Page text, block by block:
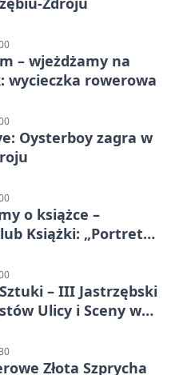
– wjeżdżamy na
wycieczka rowerowa
Oysterboy zagra w
o książce –
Książki: „Portret
– III Jastrzębski
Ulicy i Sceny w
Złota Szprycha